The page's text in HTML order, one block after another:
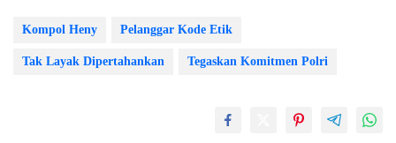
Kompol Heny Pelanggar Kode Etik
Tak Layak Dipertahankan Tegaskan Komitmen Polri